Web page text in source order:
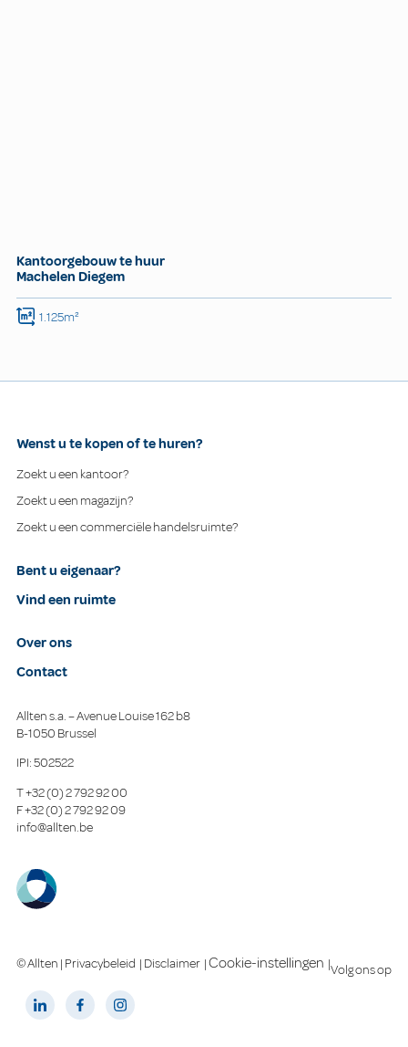
Kantoorgebouw te huur
Machelen Diegem
1.125m²
Wenst u te kopen of te huren?
Zoekt u een kantoor?
Zoekt u een magazijn?
Zoekt u een commerciële handelsruimte?
Bent u eigenaar?
Vind een ruimte
Over ons
Contact
Allten s.a. – Avenue Louise 162 b8
B-1050 Brussel
IPI: 502522
T+32 (0) 2 792 92 00
F+32 (0) 2 792 92 09
info@allten.be
© Allten | Privacybeleid | Disclaimer |Cookie-instellingen |Volg ons op